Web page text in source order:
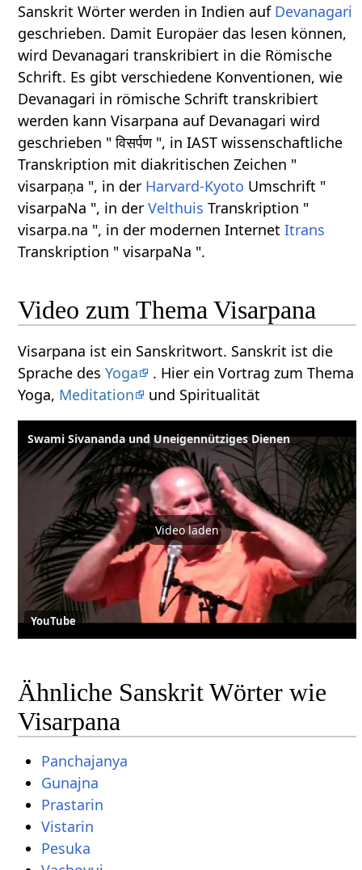
Sanskrit Wörter werden in Indien auf Devanagari
geschrieben. Damit Europäer das lesen können,
wird Devanagari transkribiert in die Römische
Schrift. Es gibt verschiedene Konventionen, wie
Devanagari in römische Schrift transkribiert
werden kann Visarpana auf Devanagari wird
geschrieben " विसर्पण ", in IAST wissenschaftliche
Transkription mit diakritischen Zeichen "
visarpaṇa ", in der Harvard-Kyoto Umschrift "
visarpaNa ", in derVelthuis Transkription "
visarpa.na ", in der modernen InternetItrans
Transkription " visarpaNa ".
Video zum Thema Visarpana
Visarpana ist ein Sanskritwort. Sanskrit ist die
Sprache desYoga
. Hier ein Vortrag zum Thema
Yoga, Meditation und Spiritualität
Swami Sivananda und Uneigennütziges Dienen
Video laden
YouTube
Ähnliche Sanskrit Wörter wie
Visarpana
Panchajanya
Gunajna
Prastarin
Vistarin
Pesuka